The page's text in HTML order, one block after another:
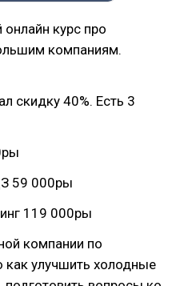
курс про
компаниям.
скидку 40%. Есть 3
59 000ры
119 000ры
компании по
улучшить холодные